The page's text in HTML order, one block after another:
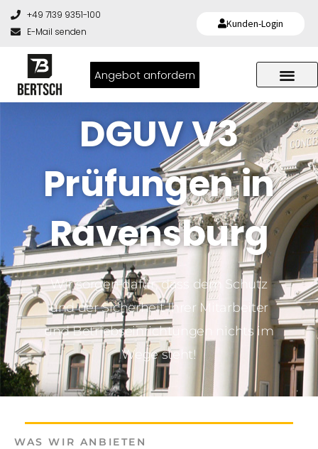
Kunden-Login
+49 7139 9351-100
E-Mail senden
Angebot anfordern
DGUV V3
Prüfungen in
Ravensburg
Wir sorgen dafür, dass dem Schutz
und der Sicherheit Ihrer Mitarbeiter
und Betriebseinrichtungen nichts im
Wege steht!
WAS WIR ANBIETEN